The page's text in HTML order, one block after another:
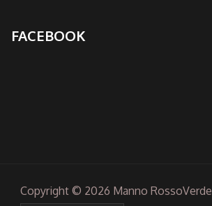
FACEBOOK
Copyright © 2026 Manno RossoVerde